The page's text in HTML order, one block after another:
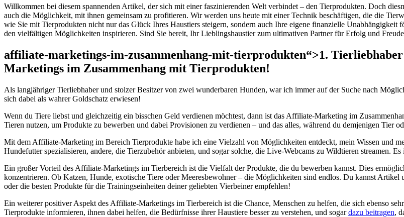
Willkommen bei diesem‍ spannenden Artikel, der ‍sich mit einer faszinierenden Welt verbindet – den Tierprodukten. ⁣Doch
auch die Möglichkeit, mit ihnen gemeinsam ⁢zu profitieren. Wir werden uns heute mit einer Technik beschäftigen, die die
wie‌ Sie ‌mit​ Tierprodukten nicht nur das Glück Ihres⁣ Haustiers steigern, sondern auch ⁤Ihre eigene finanzielle Unabhängigkeit
den⁣ vielfältigen Möglichkeiten​ inspirieren. Sind ‍Sie bereit, ‌Ihr Lieblingshaustier zum ultimativen Partner ⁢für Erfolg und
affiliate-marketings-im-zusammenhang-mit-tierprodukten“>1.
Marketings im Zusammenhang mit Tierprodukten!
Als​ langjähriger Tierliebhaber und stolzer Besitzer ​von zwei‌ wunderbaren Hunden, war ich immer ⁢auf‌ der Suche nach
sich dabei als wahrer Goldschatz erwiesen!
Wenn du Tiere liebst und ⁣gleichzeitig ein ⁢bisschen ​Geld ⁤verdienen möchtest, dann ist das‍ Affiliate-Marketing im
Tieren nutzen, um Produkte ‌zu‌ bewerben und dabei Provisionen zu verdienen‍ – und das alles, während du demjenigen‍ Tier​
Mit dem Affiliate-Marketing ⁤im Bereich Tierprodukte⁢ habe ​ich eine Vielzahl ​von Möglichkeiten entdeckt, mein ⁢Wissen ⁢und
⁢Hundefutter spezialisieren, andere, die Tierzubehör anbieten, und sogar ⁤solche, die Live-Webcams‌ zu Wildtieren streamen. Es
Ein großer Vorteil des Affiliate-Marketings im​ Tierbereich ⁢ist die Vielfalt der Produkte, die ⁢du bewerben ⁢kannst. Dies
konzentrieren. Ob Katzen, Hunde, exotische Tiere⁢ oder ‍Meeresbewohner – die Möglichkeiten sind endlos. Du kannst Artikel⁣
oder die besten Produkte für die ⁢Trainingseinheiten ‌deiner geliebten Vierbeiner empfehlen!
Ein weiterer positiver Aspekt des Affiliate-Marketings im Tierbereich ist die Chance, Menschen zu helfen, die sich ⁣ebenso
Tierprodukte informieren, ihnen dabei helfen, die Bedürfnisse ihrer Haustiere besser zu verstehen, und ⁢sogar⁢dazu beitragen,